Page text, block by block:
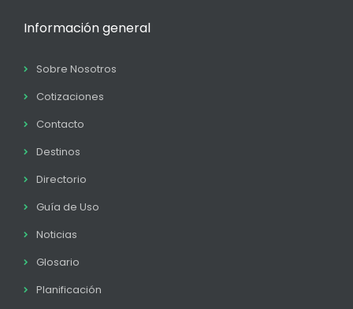
Información general
Sobre Nosotros
Cotizaciones
Contacto
Destinos
Directorio
Guía de Uso
Noticias
Glosario
Planificación